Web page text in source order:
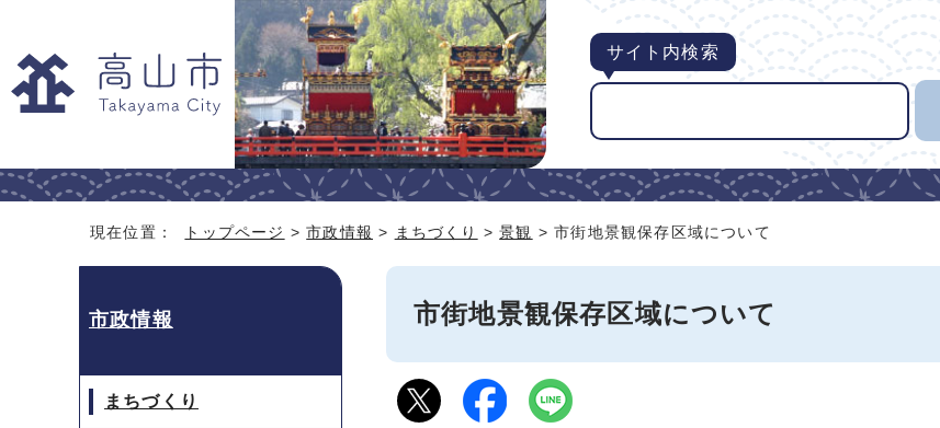
サイト内検索
現在位置： トップページ >市政情報 > まちづくり >景観 > 市街地景観保存区域について
市街地景観保存区域について
市政情報
まちづくり